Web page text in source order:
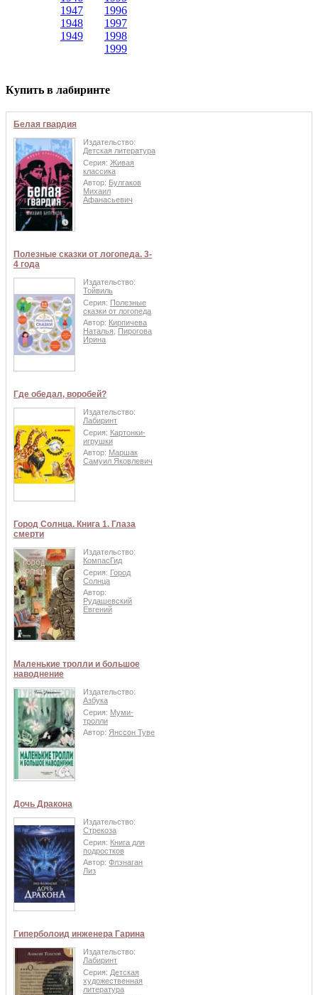
1947
1948
1949
1996
1997
1998
1999
Купить в лабиринте
Белая гвардия
Издательство:
Детская литература
Серия: Живая
классика
Автор: Булгаков
Михаил
Афанасьевич
Полезные сказки от логопеда. 3-
4 года
Издательство:
Тойвиль
Серия: Полезные
сказки от логопеда
Автор: Кирпичева
Наталья
Пирогова
Ирина
Где обедал, воробей?
Издательство:
Лабиринт
Серия: Картонки-
игрушки
Автор: Маршак
Самуил Яковлевич
Город Солнца. Книга 1. Глаза
смерти
Издательство:
КомпасГид
Серия: Город
Солнца
Автор:
Рудашевский
Евгений
Маленькие тролли и большое
наводнение
Издательство:
Азбука
Серия: Муми-
тролли
Автор: Янссон Туве
Дочь Дракона
Издательство:
Стрекоза
Серия: Книга для
подростков
Автор: Флэнаган
Лиз
Гиперболоид инженера Гарина
Издательство:
Лабиринт
Серия: Детская
художественная
литература